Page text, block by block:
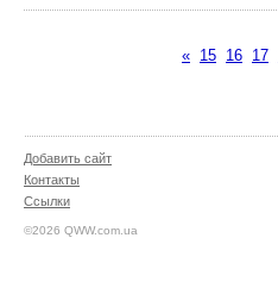
« 15 16 17
Добавить сайт
Контакты
Ссылки
©2026 QWW.com.ua